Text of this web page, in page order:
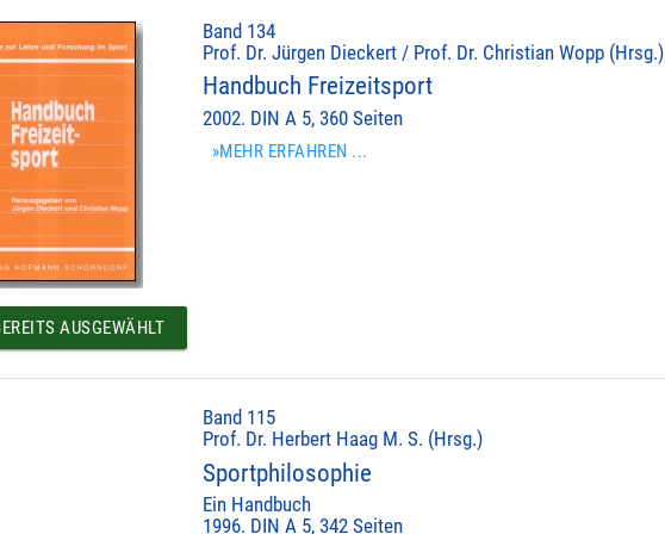
Band 134
Prof. Dr. Jürgen Dieckert / Prof. Dr. Christian Wopp (Hrsg.)
Handbuch Freizeitsport
2002. DIN A 5, 360 Seiten
»MEHR ERFAHREN ...
AUSGEWÄHLT
Band 115
Prof. Dr. Herbert Haag M. S. (Hrsg.)
Sportphilosophie
Ein Handbuch
1996. DIN A 5, 342 Seiten